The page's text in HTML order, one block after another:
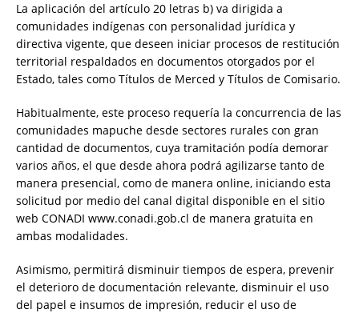
La aplicación del artículo 20 letras b) va dirigida a
comunidades indígenas con personalidad jurídica y
directiva vigente, que deseen iniciar procesos de restitución
territorial respaldados en documentos otorgados por el
Estado, tales como Títulos de Merced y Títulos de Comisario.
Habitualmente, este proceso requería la concurrencia de las
comunidades mapuche desde sectores rurales con gran
cantidad de documentos, cuya tramitación podía demorar
varios años, el que desde ahora podrá agilizarse tanto de
manera presencial, como de manera online, iniciando esta
solicitud por medio del canal digital disponible en el sitio
web CONADI www.conadi.gob.cl de manera gratuita en
ambas modalidades.
Asimismo, permitirá disminuir tiempos de espera, prevenir
el deterioro de documentación relevante, disminuir el uso
del papel e insumos de impresión, reducir el uso de